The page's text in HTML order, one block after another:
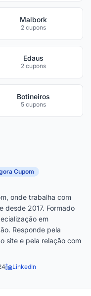
Malbork
2 cupons
Edaus
2 cupons
Botineiros
5 cupons
Cupom
onde trabalha com
desde 2017. Formado
em
Responde pela
site e pela relação com
LinkedIn